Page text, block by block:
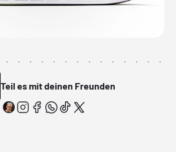
Teil es mit deinen Freunden